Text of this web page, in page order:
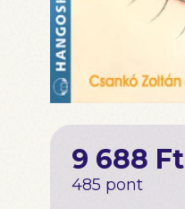
9 688 Ft
485 pont